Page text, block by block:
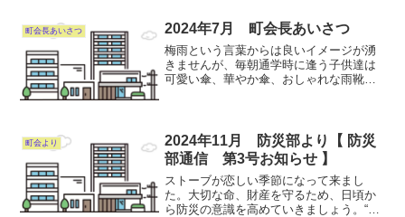
（日）１２月２７日（日）毎月、第４日
曜日は古紙回収日です。新聞・雑...
町会長あいさつ 2024年7月 町会長あいさつ
梅雨という言葉からは良いイメージが湧
きませんが、毎朝通学時に逢う子供達は
可愛い傘、華やか傘、おしゃれな雨靴、
一時です。なかには、毎日...
町会より
2024年11月 防災部より【 防災
部通信 第3号お知らせ 】
ストーブが恋しい季節になって来まし
た。大切な命、財産を守るため、日頃か
ら防災の意識を高めていきましょう。“防